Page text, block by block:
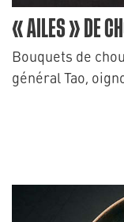
« AILES » DE
Bouquets de
général Tao,